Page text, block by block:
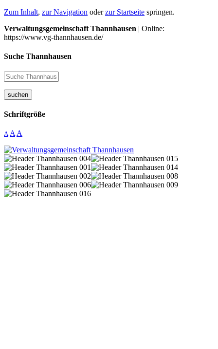
Zum Inhalt, zur Navigation oderzur Startseite springen.
Verwaltungsgemeinschaft Thannhausen | Online:
https://www.vg-thannhausen.de/
Suche Thannhausen
suchen
Schriftgröße
A A A